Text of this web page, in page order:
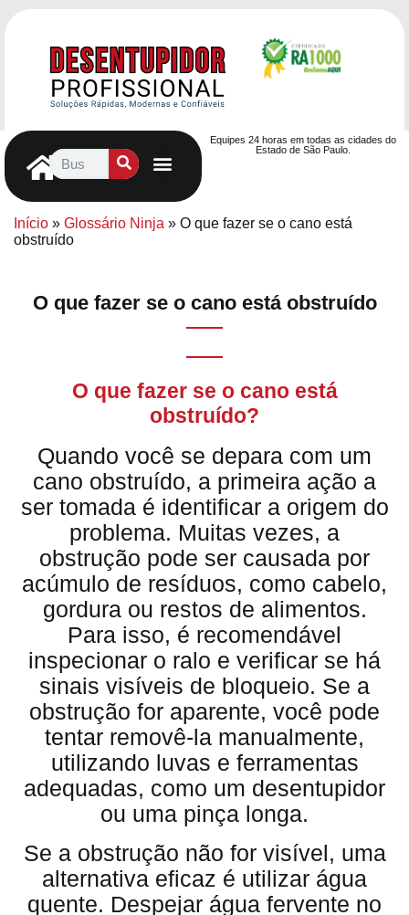
Equipes 24 horas em todas as cidades do
Estado de São Paulo.
Início » Glossário Ninja » O que fazer se o cano está
obstruído
O que fazer se o cano está obstruído
O que fazer se o cano está
obstruído?
Quando você se depara com um
cano obstruído, a primeira ação a
ser tomada é identificar a origem do
problema. Muitas vezes, a
obstrução pode ser causada por
acúmulo de resíduos, como cabelo,
gordura ou restos de alimentos.
Para isso, é recomendável
inspecionar o ralo e verificar se há
sinais visíveis de bloqueio. Se a
obstrução for aparente, você pode
tentar removê-la manualmente,
utilizando luvas e ferramentas
adequadas, como um desentupidor
ou uma pinça longa.
Se a obstrução não for visível, uma
alternativa eficaz é utilizar água
quente. Despejar água fervente no